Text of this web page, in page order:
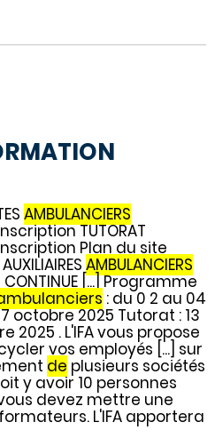
AMBULANCIERS
TUTORAT
Plan du site
AUXILIAIRES AMBULANCIERS
CONTINUE [...] Programme
: du 0 2 au 04
octobre 2025 Tutorat : 13
2025 . L'IFA vous propose
vos employés [...] sur
de plusieurs sociétés
y avoir 10 personnes
devez mettre une
formateurs. L'IFA apportera